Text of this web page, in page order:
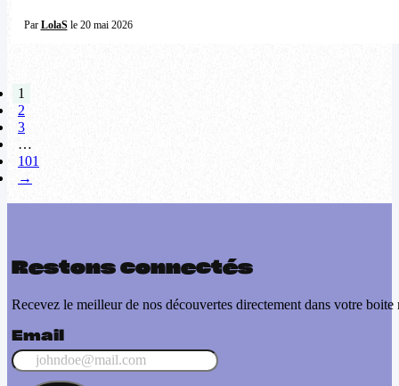
Par LolaSle 20 mai 2026
1
2
3
…
101
→
Restons connectés
Recevez le meilleur de nos découvertes directement dans votre boite
Email